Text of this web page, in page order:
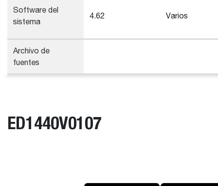
Software del
sistema
4.62 Varios
Archivo de
fuentes
ED1440V0107